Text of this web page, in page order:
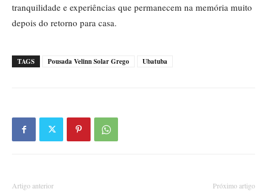
tranquilidade e experiências que permanecem na memória muito
depois do retorno para casa.
TAGS Pousada Velinn Solar Grego Ubatuba
Artigo anterior Próximo artigo